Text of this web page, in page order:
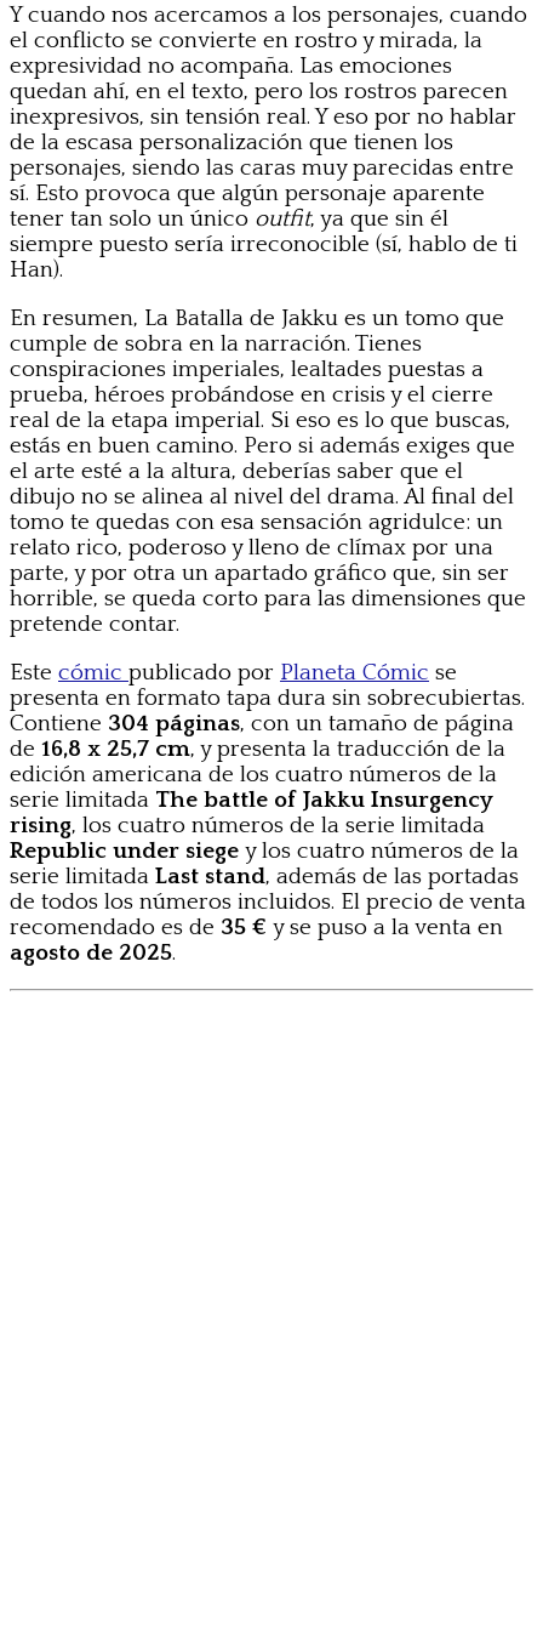
Y cuando nos acercamos a los personajes, cuando
el conflicto se convierte en rostro y mirada, la
expresividad no acompaña. Las emociones
quedan ahí, en el texto, pero los rostros parecen
inexpresivos, sin tensión real. Y eso por no hablar
de la escasa personalización que tienen los
personajes, siendo las caras muy parecidas entre
sí. Esto provoca que algún personaje aparente
tener tan solo un único outfit, ya que sin él
siempre puesto sería irreconocible (sí, hablo de ti
Han).
En resumen, La Batalla de Jakku es un tomo que
cumple de sobra en la narración. Tienes
conspiraciones imperiales, lealtades puestas a
prueba, héroes probándose en crisis y el cierre
real de la etapa imperial. Si eso es lo que buscas,
estás en buen camino. Pero si además exiges que
el arte esté a la altura, deberías saber que el
dibujo no se alinea al nivel del drama. Al final del
tomo te quedas con esa sensación agridulce: un
relato rico, poderoso y lleno de clímax por una
parte, y por otra un apartado gráfico que, sin ser
horrible, se queda corto para las dimensiones que
pretende contar.
Este cómic publicado por Planeta Cómic se
presenta en formato tapa dura sin sobrecubiertas.
Contiene 304 páginas, con un tamaño de página
de 16,8 x 25,7 cm, y presenta la traducción de la
edición americana de los cuatro números de la
serie limitada The battle of Jakku Insurgency
rising, los cuatro números de la serie limitada
Republic under siege y los cuatro números de la
serie limitada Last stand, además de las portadas
de todos los números incluidos. El precio de venta
recomendado es de 35 € y se puso a la venta en
agosto de 2025.